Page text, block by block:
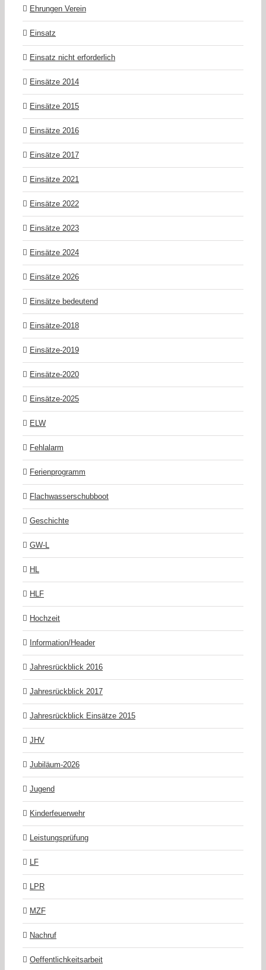
Ehrungen Verein
Einsatz
Einsatz nicht erforderlich
Einsätze 2014
Einsätze 2015
Einsätze 2016
Einsätze 2017
Einsätze 2021
Einsätze 2022
Einsätze 2023
Einsätze 2024
Einsätze 2026
Einsätze bedeutend
Einsätze-2018
Einsätze-2019
Einsätze-2020
Einsätze-2025
ELW
Fehlalarm
Ferienprogramm
Flachwasserschubboot
Geschichte
GW-L
HL
HLF
Hochzeit
Information/Header
Jahresrückblick 2016
Jahresrückblick 2017
Jahresrückblick Einsätze 2015
JHV
Jubiläum-2026
Jugend
Kinderfeuerwehr
Leistungsprüfung
LF
LPR
MZF
Nachruf
Oeffentlichkeitsarbeit